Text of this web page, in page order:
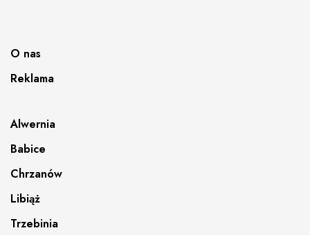
O nas
Reklama
Alwernia
Babice
Chrzanów
Libiąż
Trzebinia